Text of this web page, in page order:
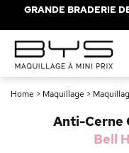
GRANDE BRADERIE
Home > Maquillage >
Anti-Cerne
Bell
Mascara
Solaire